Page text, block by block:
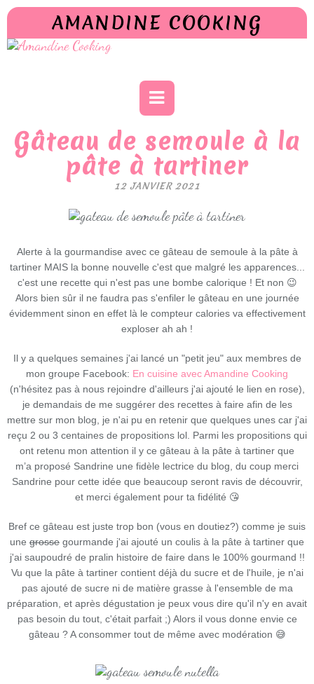
AMANDINE COOKING
Gâteau de semoule à la
pâte à tartiner
12 JANVIER 2021
Alerte à la gourmandise avec ce gâteau de semoule à la pâte à
tartiner MAIS la bonne nouvelle c'est que malgré les apparences...
c'est une recette qui n'est pas une bombe calorique ! Et non 😉
Alors bien sûr il ne faudra pas s'enfiler le gâteau en une journée
évidemment sinon en effet là le compteur calories va effectivement
exploser ah ah !
Il y a quelques semaines j'ai lancé un "petit jeu" aux membres de
mon groupe Facebook: En cuisine avec Amandine Cooking
(n'hésitez pas à nous rejoindre d'ailleurs j'ai ajouté le lien en rose),
je demandais de me suggérer des recettes à faire afin de les
mettre sur mon blog, je n'ai pu en retenir que quelques unes car j'ai
reçu 2 ou 3 centaines de propositions lol. Parmi les propositions qui
ont retenu mon attention il y ce gâteau à la pâte à tartiner que
m’a proposé Sandrine une fidèle lectrice du blog, du coup merci
Sandrine pour cette idée que beaucoup seront ravis de découvrir,
et merci également pour ta fidélité 😘
Bref ce gâteau est juste trop bon (vous en doutiez?) comme je suis
une grosse gourmande j'ai ajouté un coulis à la pâte à tartiner que
j'ai saupoudré de pralin histoire de faire dans le 100% gourmand !!
Vu que la pâte à tartiner contient déjà du sucre et de l'huile, je n'ai
pas ajouté de sucre ni de matière grasse à l'ensemble de ma
préparation, et après dégustation je peux vous dire qu'il n'y en avait
pas besoin du tout, c'était parfait ;) Alors il vous donne envie ce
gâteau ? A consommer tout de même avec modération 😅